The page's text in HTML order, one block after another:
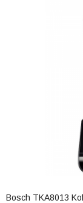
Bosch TKA8013